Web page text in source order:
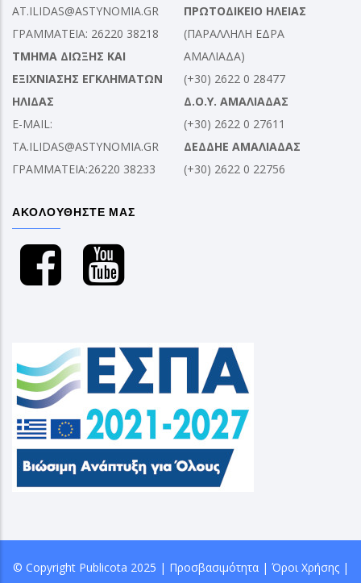
AT.ILIDAS@ASTYNOMIA.GR
ΓΡΑΜΜΑΤΕΙΑ: 26220 38218
ΤΜΗΜΑ ΔΙΩΞΗΣ ΚΑΙ
ΕΞΙΧΝΙΑΣΗΣ ΕΓΚΛΗΜΑΤΩΝ
ΗΛΙΔΑΣ
E-MAIL:
TA.ILIDAS@ASTYNOMIA.GR
ΓΡΑΜΜΑΤΕΙΑ:26220 38233
ΠΡΩΤΟΔΙΚΕΙΟ ΗΛΕΙΑΣ
(ΠΑΡΑΛΛΗΛΗ ΕΔΡΑ
ΑΜΑΛΙΑΔΑ)
(+30) 2622 0 28477
Δ.Ο.Υ. ΑΜΑΛΙΑΔΑΣ
(+30) 2622 0 27611
ΔΕΔΔΗΕ ΑΜΑΛΙΑΔΑΣ
(+30) 2622 0 22756
ΑΚΟΛΟΥΘΗΣΤΕ ΜΑΣ
© Copyright Publicota 2025 | Προσβασιμότητα| Όροι Χρήσης|